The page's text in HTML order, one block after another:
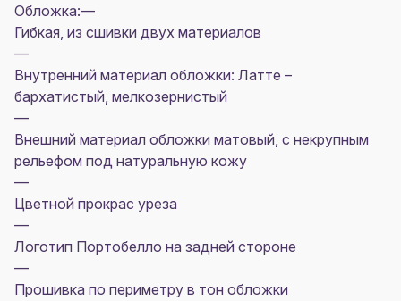
Обложка:—
Гибкая, из сшивки двух материалов
—
Внутренний материал обложки: Латте –
бархатистый, мелкозернистый
—
Внешний материал обложки матовый, с некрупным
рельефом под натуральную кожу
—
Цветной прокрас уреза
—
Логотип Портобелло на задней стороне
—
Прошивка по периметру в тон обложки